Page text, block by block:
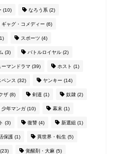
(10) なろう系 (2)
ギャグ・コメディー (6)
スポーツ (4)
(3) バトルロイヤル (2)
ーマンドラマ (39) ホスト (1)
ペンス (32) ヤンキー (14)
ザ (8) 剣道 (1) 奴隷 (2)
少年マンガ (10) 幕末 (1)
(3) 復讐 (4) 新選組 (1)
保護 (1) 異世界・転生 (5)
(23) 覚醒剤・大麻 (5)